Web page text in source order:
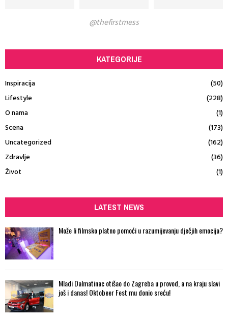
@thefirstmess
KATEGORIJE
Inspiracija
(50)
Lifestyle
(228)
O nama
(1)
Scena
(173)
Uncategorized
(162)
Zdravlje
(36)
Život
(1)
LATEST NEWS
Može li filmsko platno pomoći u razumijevanju dječjih emocija?
Mladi Dalmatinac otišao do Zagreba u provod, a na kraju slavi
još i danas! Oktobeer Fest mu donio sreću!